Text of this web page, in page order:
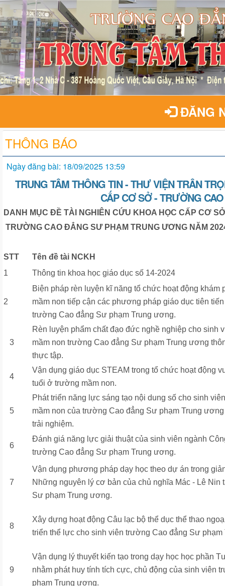
ĐĂNG
THÔNG BÁO
Ngày đăng bài: 18/09/2025 13:59
TRUNG TÂM THÔNG TIN - THƯ VIỆN TRÂN
CẤP CƠ SỞ - TRƯỜNG
DANH MỤC ĐỀ TÀI NGHIÊN CỨU KHOA HỌC CẤP CƠ
TRƯỜNG CAO ĐẲNG SƯ PHẠM TRUNG ƯƠNG NĂM
STT
Tên đề tài NCKH
1
Thông tin khoa học giáo dục số 14-2024
2
Biện pháp rèn luyện kĩ năng tổ chức hoạt động khám
mầm non tiếp cận các phương pháp giáo dục tiên
trường Cao đẳng Sư phạm Trung ương.
3
Rèn luyện phẩm chất đạo đức nghề nghiệp cho sinh
mầm non trường Cao đẳng Sư phạm Trung ương
thực tập.
4
Vận dụng giáo dục STEAM trong tổ chức hoạt động
tuổi ở trường mầm non.
5
Phát triển năng lực sáng tạo nội dung số cho sinh
mầm non của trường Cao đẳng Sư phạm Trung
trải nghiệm.
6
Đánh giá năng lực giải thuật của sinh viên ngành
trường Cao đẳng Sư phạm Trung ương.
7
Vận dụng phương pháp dạy học theo dự án trong
Những nguyên lý cơ bản của chủ nghĩa Mác - Lê Nin
Sư phạm Trung ương.
8
Xây dựng hoạt động Câu lạc bộ thể dục thể thao
triển thể lực cho sinh viên trường Cao đẳng Sư
9
Vận dụng lý thuyết kiến tạo trong dạy học học phần
nhằm phát huy tính tích cực, chủ động của sinh viên
phạm Trung ương.